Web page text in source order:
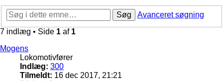
Søg
Avanceret søgning
7 indlæg • Side 1 af 1
Mogens
Lokomotivfører
Indlæg: 300
Tilmeldt: 16 dec 2017, 21:21